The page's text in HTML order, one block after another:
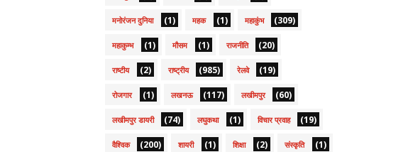
मनोरंजन दुनिया (1) महक (1) महाकुंभ (309)
महाकुम्भ (1) मौसम (1) राजनीति (20)
राष्टीय (2) राष्ट्रीय (985) रेलवे (19)
रोजगार (1) लखनऊ (117) लखीमपुर (60)
लखीमपुर डायरी (74) लघुकथा (1) विचार प्रवाह (19)
वैश्विक (200) शायरी (1) शिक्षा (2) संस्कृति (1)